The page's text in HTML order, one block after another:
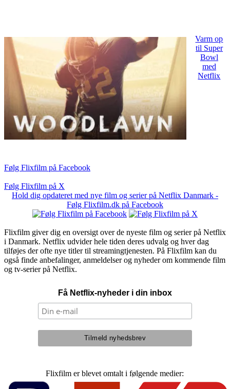
Varm op
til Super
Bowl
med
Netflix
Følg Flixfilm på Facebook
Følg Flixfilm på X
Hold dig opdateret med nye film og serier på Netflix Danmark -
Følg Flixfilm.dk på Facebook
Flixfilm giver dig en oversigt over de nyeste film og serier på Netflix
i Danmark. Netflix udvider hele tiden deres udvalg og hver dag
tilføjes der ofte nye titler til streamingtjenesten. På Flixfilm kan du
også finde anbefalinger, anmeldelser og nyheder om kommende film
og tv-serier på Netflix.
Få Netflix-nyheder i din inbox
Flixfilm er blevet omtalt i følgende medier: